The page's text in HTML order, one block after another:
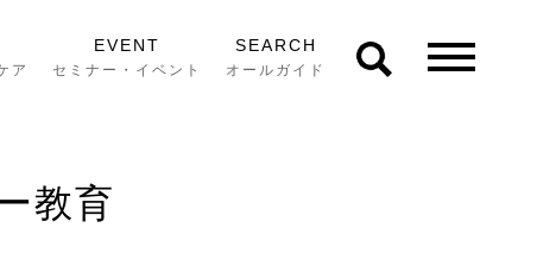
ア
EVENT
セミナー・イベント
SEARCH
オールガイド
教育